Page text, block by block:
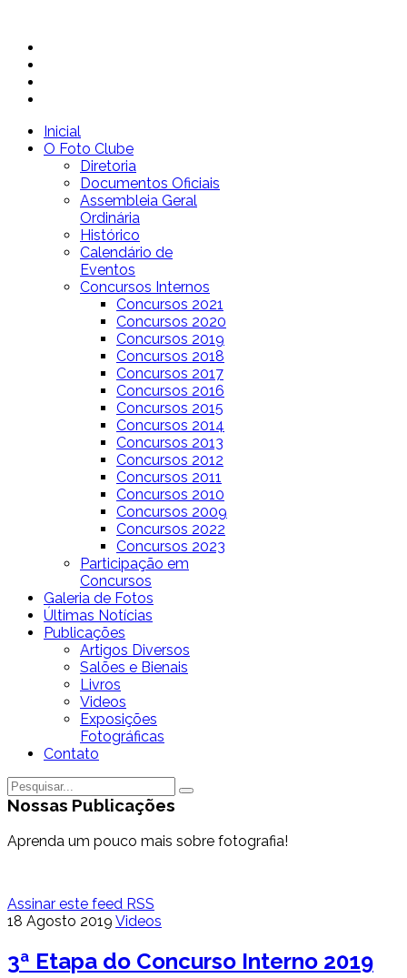
Inicial
O Foto Clube
Diretoria
Documentos Oficiais
Assembleia Geral
Ordinária
Histórico
Calendário de
Eventos
Concursos Internos
Concursos 2021
Concursos 2020
Concursos 2019
Concursos 2018
Concursos 2017
Concursos 2016
Concursos 2015
Concursos 2014
Concursos 2013
Concursos 2012
Concursos 2011
Concursos 2010
Concursos 2009
Concursos 2022
Concursos 2023
Participação em
Concursos
Galeria de Fotos
Últimas Notícias
Publicações
Artigos Diversos
Salões e Bienais
Livros
Videos
Exposições
Fotográficas
Contato
Nossas Publicações
Aprenda um pouco mais sobre fotografia!
Assinar este feed RSS
18 Agosto 2019 Videos
3ª Etapa do Concurso Interno 2019